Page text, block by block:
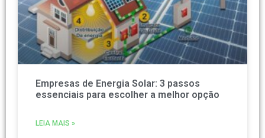
Empresas de Energia Solar: 3 passos
essenciais para escolher a melhor opção
LEIA MAIS »